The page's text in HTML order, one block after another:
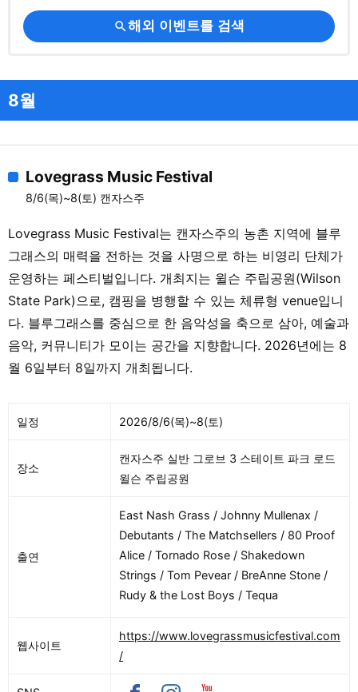
search 해외 이벤트를 검색
8월
Lovegrass Music Festival
8/6(목)~8(토) 캔자스주
Lovegrass Music Festival는 캔자스주의 농촌 지역에 블루
그래스의 매력을 전하는 것을 사명으로 하는 비영리 단체가
운영하는 페스티벌입니다. 개최지는 윌슨 주립공원(Wilson
State Park)으로, 캠핑을 병행할 수 있는 체류형 venue입니
다. 블루그래스를 중심으로 한 음악성을 축으로 삼아, 예술과
음악, 커뮤니티가 모이는 공간을 지향합니다. 2026년에는 8
월 6일부터 8일까지 개최됩니다.
일정 2026/8/6(목)~8(토)
장소
캔자스주 실반 그로브 3 스테이트 파크 로드
윌슨 주립공원
출연
East Nash Grass / Johnny Mullenax /
Debutants / The Matchsellers / 80 Proof
Alice / Tornado Rose / Shakedown
Strings / Tom Pevear / BreAnne Stone /
Rudy & the Lost Boys / Tequa
웹사이트
https://www.lovegrassmusicfestival.com
/